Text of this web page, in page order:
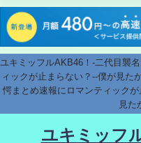
ユキミッフルAKB46！-二代目襲
ィックが止まらない？--僕が見た
愕まとめ速報にロマンティック
見た
ユキミッフ